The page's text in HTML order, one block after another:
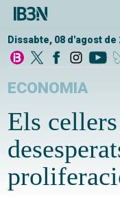
Dissabte, 08 d'agost de
ECONOMIA
Els